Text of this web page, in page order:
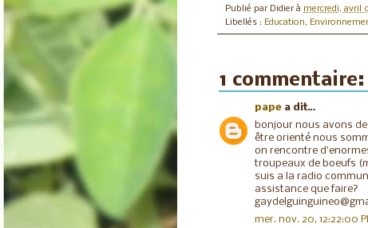
Publié par Didier à mercredi, avril
Libellés : Education,
1 commentaire:
pape a dit…
bonjour nous avons
être orienté nous
on rencontre
troupeaux de boeufs
suis a la radio
assistance que faire?
mer. nov. 20, 12:22:00